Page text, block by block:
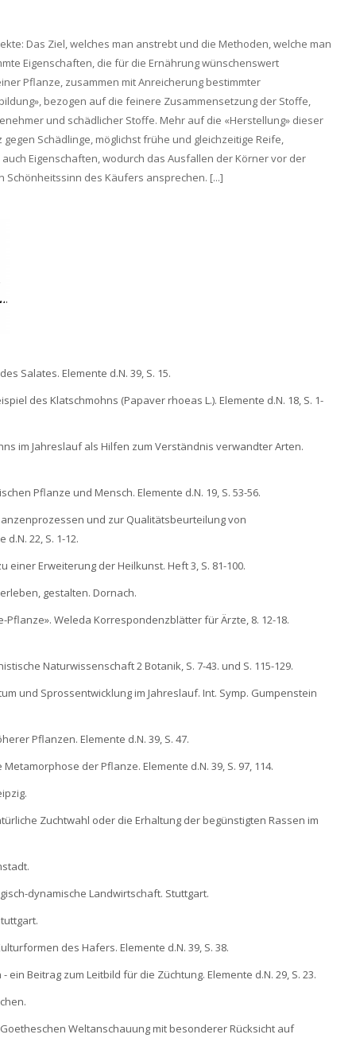
Das Ziel, welches man anstrebt und die Methoden, welche man
Eigenschaften, die für die Ernährung wünschenswert
Pflanze, zusammen mit Anreicherung bestimmter
bezogen auf die feinere Zusammensetzung der Stoffe,
und schädlicher Stoffe. Mehr auf die «Herstellung» dieser
Schädlinge, möglichst frühe und gleichzeitige Reife,
Eigenschaften, wodurch das Ausfallen der Körner vor der
Schönheitssinn des Käufers ansprechen. [...]
Salates. Elemente d.N. 39, S. 15.
des Klatschmohns (Papaver rhoeas L.). Elemente d.N. 18, S. 1-
im Jahreslauf als Hilfen zum Verständnis verwandter Arten.
Pflanze und Mensch. Elemente d.N. 19, S. 53-56.
und zur Qualitätsbeurteilung von
22, S. 1-12.
einer Erweiterung der Heilkunst. Heft 3, S. 81-100.
gestalten. Dornach.
Pflanze». Weleda Korrespondenzblätter für Ärzte, 8. 12-18.
Naturwissenschaft 2 Botanik, S. 7-43. und S. 115-129.
und Sprossentwicklung im Jahreslauf. Int. Symp. Gumpenstein
Pflanzen. Elemente d.N. 39, S. 47.
der Pflanze. Elemente d.N. 39, S. 97, 114.
Zuchtwahl oder die Erhaltung der begünstigten Rassen im
dynamische Landwirtschaft. Stuttgart.
des Hafers. Elemente d.N. 39, S. 38.
Beitrag zum Leitbild für die Züchtung. Elemente d.N. 29, S. 23.
Weltanschauung mit besonderer Rücksicht auf